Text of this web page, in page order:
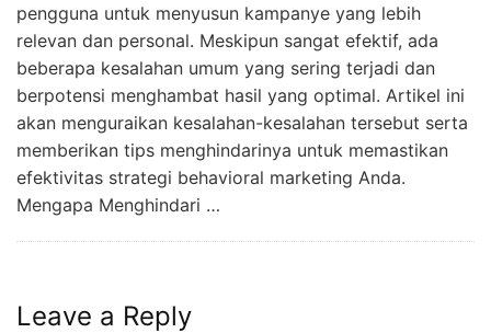
pengguna untuk menyusun kampanye yang lebih
relevan dan personal. Meskipun sangat efektif, ada
beberapa kesalahan umum yang sering terjadi dan
berpotensi menghambat hasil yang optimal. Artikel ini
akan menguraikan kesalahan-kesalahan tersebut serta
memberikan tips menghindarinya untuk memastikan
efektivitas strategi behavioral marketing Anda.
Mengapa Menghindari …
Leave a Reply